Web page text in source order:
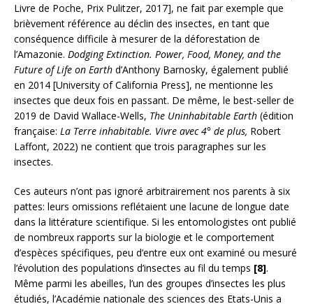
Livre de Poche, Prix Pulitzer, 2017], ne fait par exemple que
brièvement référence au déclin des insectes, en tant que
conséquence difficile à mesurer de la déforestation de
l’Amazonie. Dodging Extinction. Power, Food, Money, and the
Future of Life on Earth d’Anthony Barnosky, également publié
en 2014 [University of California Press], ne mentionne les
insectes que deux fois en passant. De même, le best-seller de
2019 de David Wallace-Wells, The Uninhabitable Earth (édition
française: La Terre inhabitable. Vivre avec 4° de plus, Robert
Laffont, 2022) ne contient que trois paragraphes sur les
insectes.
Ces auteurs n’ont pas ignoré arbitrairement nos parents à six
pattes: leurs omissions reflétaient une lacune de longue date
dans la littérature scientifique. Si les entomologistes ont publié
de nombreux rapports sur la biologie et le comportement
d’espèces spécifiques, peu d’entre eux ont examiné ou mesuré
l’évolution des populations d’insectes au fil du temps [8].
Même parmi les abeilles, l’un des groupes d’insectes les plus
étudiés, l’Académie nationale des sciences des Etats-Unis a